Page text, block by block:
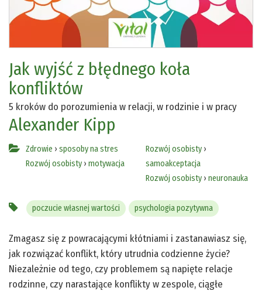
Jak wyjść z błędnego koła
konfliktów
5 kroków do porozumienia w relacji, w rodzinie i w pracy
Alexander Kipp
Zdrowie › sposoby na stres
Rozwój osobisty › motywacja
Rozwój osobisty›
samoakceptacja
Rozwój osobisty› neuronauka
poczucie własnej wartości psychologia pozytywna
Zmagasz się z powracającymi kłótniami i zastanawiasz się,
jak rozwiązać konflikt, który utrudnia codzienne życie?
Niezależnie od tego, czy problemem są napięte relacje
rodzinne, czy narastające konflikty w zespole, ciągłe